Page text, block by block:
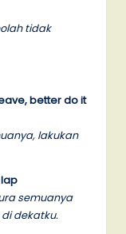
tidak
better do it
lakukan
lap
semuanya
dekatku.